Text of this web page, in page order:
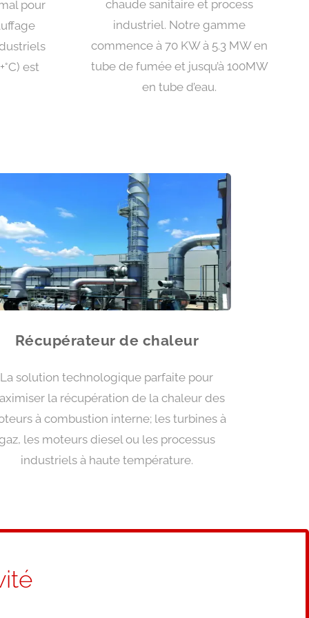
pour
est
chaude sanitaire et process
industriel. Notre gamme
commence à 70 KW à 5.3 MW en
tube de fumée et jusqu’à 100MW
en tube d’eau.
Récupérateur de chaleur
La solution technologique parfaite pour
la récupération de la chaleur des
à combustion interne; les turbines à
les moteurs diesel ou les processus
industriels à haute température.